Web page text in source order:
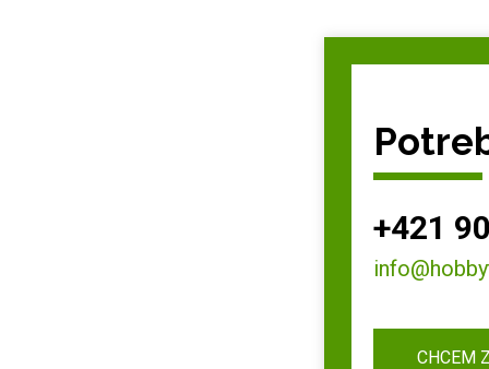
+421
CHCEM